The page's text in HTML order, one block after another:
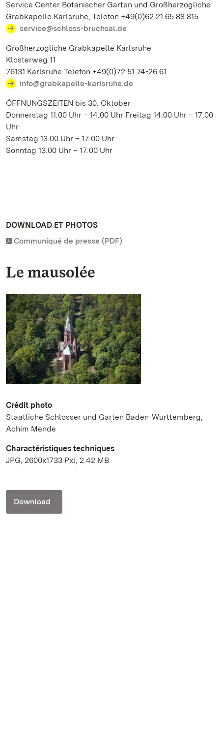
Service Center Botanischer Garten und Großherzogliche
Grabkapelle Karlsruhe, Telefon +49(0)62 21.65 88 815
service@schloss-bruchsal.de
Großherzogliche Grabkapelle Karlsruhe
Klosterweg 11
76131 Karlsruhe Telefon +49(0)72 51.74-26 61
info@grabkapelle-karlsruhe.de
ÖFFNUNGSZEITEN bis 30. Oktober
Donnerstag 11.00 Uhr – 14.00 Uhr Freitag 14.00 Uhr – 17.00
Uhr
Samstag 13.00 Uhr – 17.00 Uhr
Sonntag 13.00 Uhr – 17.00 Uhr
DOWNLOAD ET PHOTOS
Communiqué de presse (PDF)
Le mausolée
Crédit photo
Staatliche Schlösser und Gärten Baden-Württemberg,
Achim Mende
Charactéristiques techniques
JPG, 2600x1733 Pxl, 2.42 MB
Download